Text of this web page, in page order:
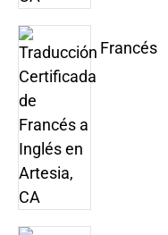
Francés